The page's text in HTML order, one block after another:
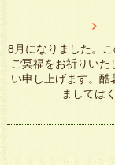
8月になりました。
ご冥福をお祈りい
い申し上げます。
ましては